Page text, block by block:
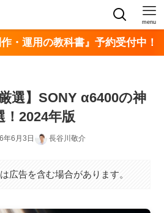
menu
・運用の教科書』予約受付中！
選】SONY α6400の神
！2024年版
年6月3日 長谷川敬介
広告を含む場合があります。